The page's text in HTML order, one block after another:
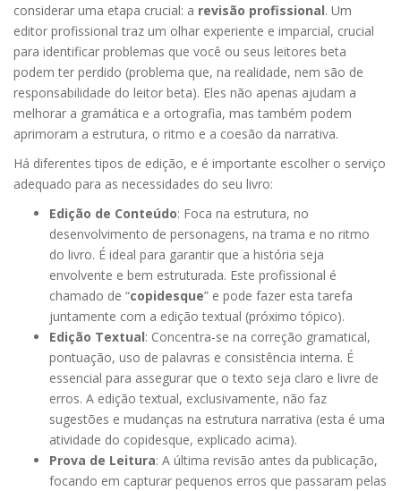
considerar uma etapa crucial: a revisão profissional. Um
editor profissional traz um olhar experiente e imparcial, crucial
para identificar problemas que você ou seus leitores beta
podem ter perdido (problema que, na realidade, nem são de
responsabilidade do leitor beta). Eles não apenas ajudam a
melhorar a gramática e a ortografia, mas também podem
aprimoram a estrutura, o ritmo e a coesão da narrativa.
Há diferentes tipos de edição, e é importante escolher o serviço
adequado para as necessidades do seu livro:
Edição de Conteúdo: Foca na estrutura, no
desenvolvimento de personagens, na trama e no ritmo
do livro. É ideal para garantir que a história seja
envolvente e bem estruturada. Este profissional é
chamado de “copidesque” e pode fazer esta tarefa
juntamente com a edição textual (próximo tópico).
Edição Textual: Concentra-se na correção gramatical,
pontuação, uso de palavras e consistência interna. É
essencial para assegurar que o texto seja claro e livre de
erros. A edição textual, exclusivamente, não faz
sugestões e mudanças na estrutura narrativa (esta é uma
atividade do copidesque, explicado acima).
Prova de Leitura: A última revisão antes da publicação,
focando em capturar pequenos erros que passaram pelas